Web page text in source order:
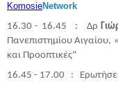
KomosieNetwork
16.30 - 16.45 : Δρ
Πανεπιστημίου Αιγαίου,
και Προοπτικές"
16.45 - 17.00 :